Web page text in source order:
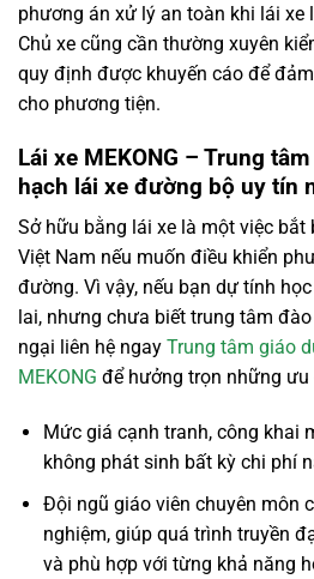
phương án xử lý an toàn khi lái xe
Chủ xe cũng cần thường xuyên
quy định được khuyến cáo để
cho phương tiện.
Lái xe MEKONG – Trung
hạch lái xe đường bộ uy tín
Sở hữu bằng lái xe là một việc bắt
Việt Nam nếu muốn điều khiển
đường. Vì vậy, nếu bạn dự tính
lai, nhưng chưa biết trung tâm
ngại liên hệ ngay Trung tâm giáo
MEKONG để hưởng trọn những
Mức giá cạnh tranh, công khai
không phát sinh bất kỳ chi phí
Đội ngũ giáo viên chuyên môn
nghiệm, giúp quá trình truyền
và phù hợp với từng khả năng